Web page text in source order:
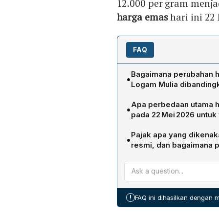
12.000 per gram
harga emashari ini 22
FAQ
•Bagaimana perubahan
Logam Mulia
Pada 22 Mei 2026 harga
Rp 12.000 per gram,
pada harga buyback,
gram.
•Apa perbedaan utama
pada 22 Mei 2026
Di Logam Mulia, harga
Galeri24 Rp 2.756.000.
Rp 2.898.000 (+Rp
(+Rp 32.000). Jadi, pada
untuk ketiga varian
•Pajak apa yang
resmi, dan bagaimana
Pembelian emas di butik
0,25 % dari harga emas
harga dasar Rp
meskipun persentasenya
! FAQ ini dihasilkan dengan